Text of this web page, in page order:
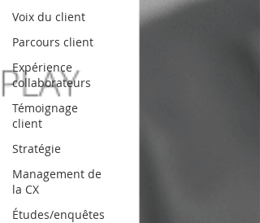
Voix du client
Parcours client
Expérience
collaborateurs
Témoignage
client
Stratégie
Management de
la CX
Études/enquêtes